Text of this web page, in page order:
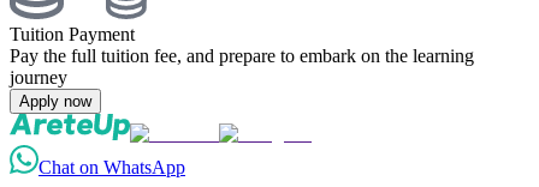
Tuition Payment
Pay the full tuition fee, and prepare to embark on the learning
journey
Apply now
Chat on WhatsApp